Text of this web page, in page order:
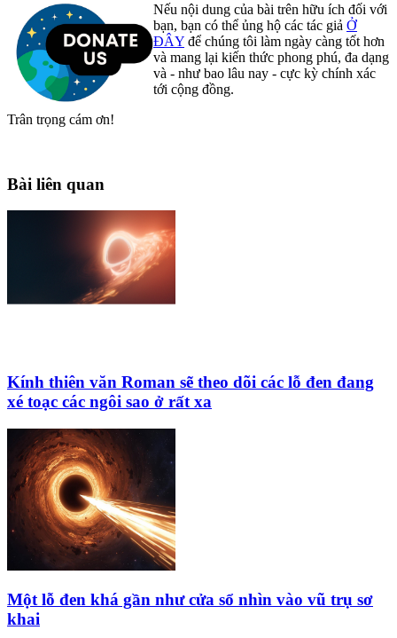
Nếu nội dung của bài trên hữu ích đối với
bạn, bạn có thể ủng hộ các tác giả Ở
ĐÂY để chúng tôi làm ngày càng tốt hơn
và mang lại kiến thức phong phú, đa dạng
và - như bao lâu nay - cực kỳ chính xác
tới cộng đồng.
Trân trọng cám ơn!
Bài liên quan
Kính thiên văn Roman sẽ theo dõi các lỗ đen đang
xé toạc các ngôi sao ở rất xa
Một lỗ đen khá gần như cửa sổ nhìn vào vũ trụ sơ
khai